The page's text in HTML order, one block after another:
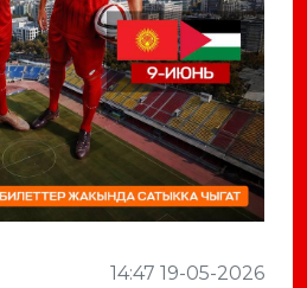
14:47 19-05-2026